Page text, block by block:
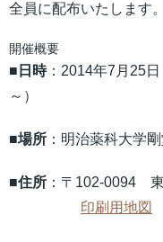
全員に配布いたします。
開催概要
■日時：2014年7月25
～）
■場所 ：明治薬科大学
■住所 ：〒102-0094
印刷用地図